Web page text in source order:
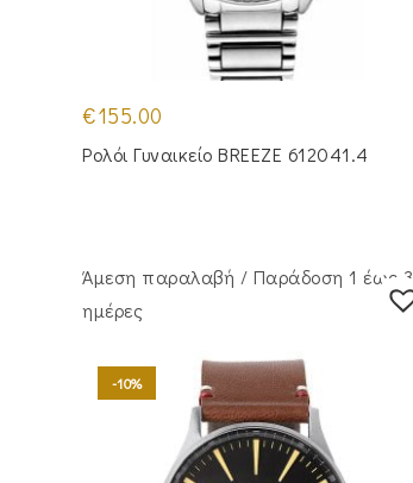
€155.00
Ρολόι Γυναικείο BREEZE 612041.4
Άμεση παραλαβή / Παράδoση 1 έως 3
ημέρες
-10%